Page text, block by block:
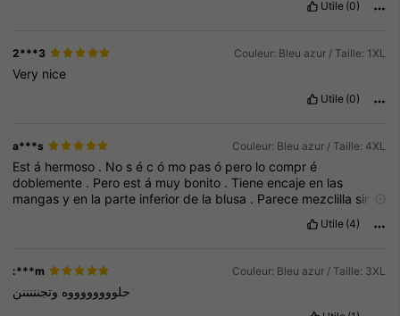
Utile (0)
2***3 Couleur: Bleu azur / Taille: 1XL
Very nice
Utile (0)
a***s Couleur: Bleu azur / Taille: 4XL
Est á hermoso . No sécó mo pasó pero locompré
doblemente . Peroest á muy bonito .Tieneencajeen las
mangasyen la parte inferiorde la blusa . Parece mezclilla sin
alos
Utile (4)
:***m Couleur: Bleu azur / Taille: 3XL
حلووووووووه وتجنننننن